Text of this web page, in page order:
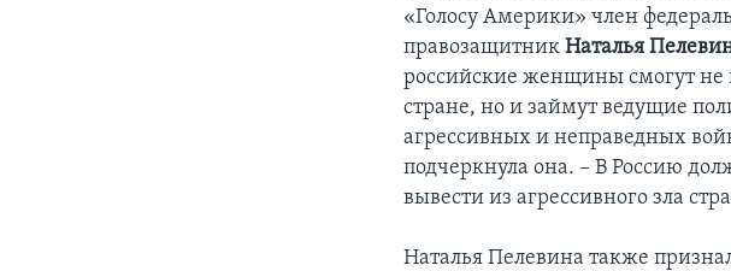
«Голосу Америки» член
правозащитникНаталья
российские женщины смогут не
стране, но и займут ведущие
агрессивных и неправедных
подчеркнула она. – В Россию
вывести из агрессивного зла
Наталья Пелевина также